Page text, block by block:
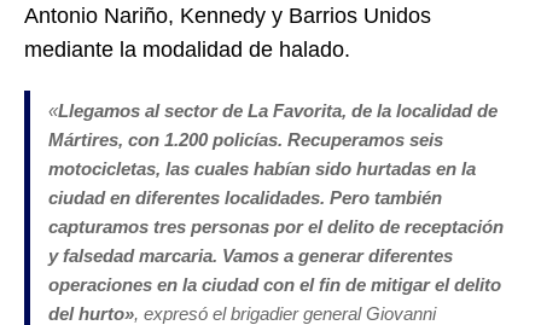
Antonio Nariño, Kennedy y Barrios Unidos
mediante la modalidad de halado.
«Llegamos al sector de La Favorita, de la localidad de
Mártires, con 1.200 policías. Recuperamos seis
motocicletas, las cuales habían sido hurtadas en la
ciudad en diferentes localidades. Pero también
capturamos tres personas por el delito de receptación
y falsedad marcaria. Vamos a generar diferentes
operaciones en la ciudad con el fin de mitigar el delito
del hurto», expresó el brigadier general Giovanni